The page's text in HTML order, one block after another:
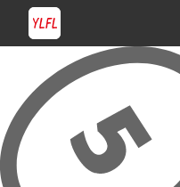
Hoppa till huvudinnehåll